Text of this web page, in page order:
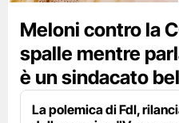
Meloni contro la
spalle mentre
è un sindacato
La polemica di FdI,